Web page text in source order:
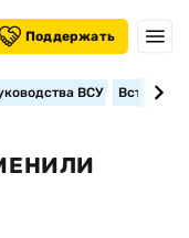
Поддержать
ВСУ